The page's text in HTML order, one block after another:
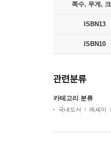
쪽수, 무게, 크
ISBN13
ISBN10
관련분류
카테고리 분류
국내도서 에세이